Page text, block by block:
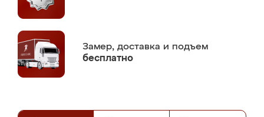
Замер, доставка и подъем
бесплатно